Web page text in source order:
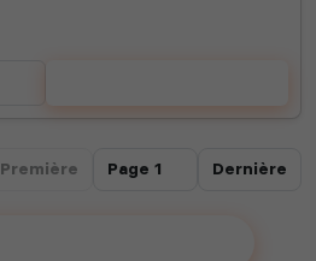
Première Dernière